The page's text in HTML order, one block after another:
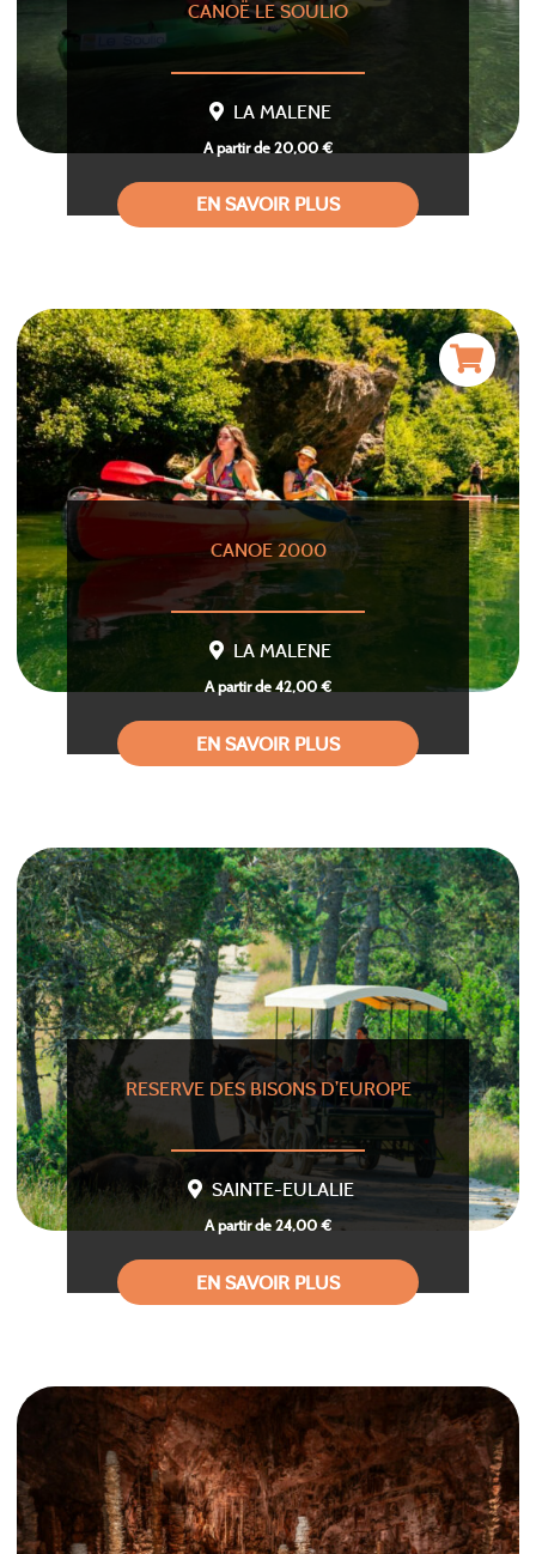
CANOË LE SOULIO
LA MALENE
A partir de 20,00 €
EN SAVOIR PLUS
CANOE 2000
LA MALENE
A partir de 42,00 €
EN SAVOIR PLUS
RESERVE DES BISONS D’EUROPE
SAINTE-EULALIE
A partir de 24,00 €
EN SAVOIR PLUS